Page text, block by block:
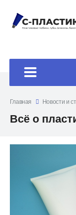
Главная Новости и
Всё о